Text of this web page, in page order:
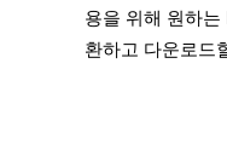
용을 위해 원하는
환하고 다운로드